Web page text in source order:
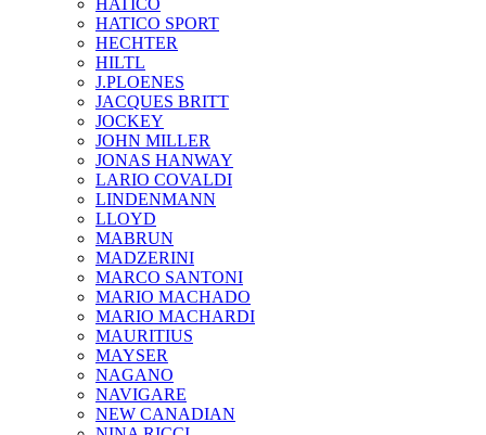
HATICO
HATICO SPORT
HECHTER
HILTL
J.PLOENES
JAСQUES BRITT
JOCKEY
JOHN MILLER
JONAS HANWAY
LARIO COVALDI
LINDENMANN
LLOYD
MABRUN
MADZERINI
MARCO SANTONI
MARIO MACHADO
MARIO MACHARDI
MAURITIUS
MAYSER
NAGANO
NAVIGARE
NEW CANADIAN